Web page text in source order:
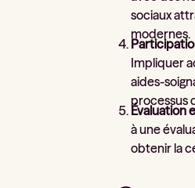
sociaux
modernes.
Impliquer
aides-
processus
Évaluation
à une
obtenir la